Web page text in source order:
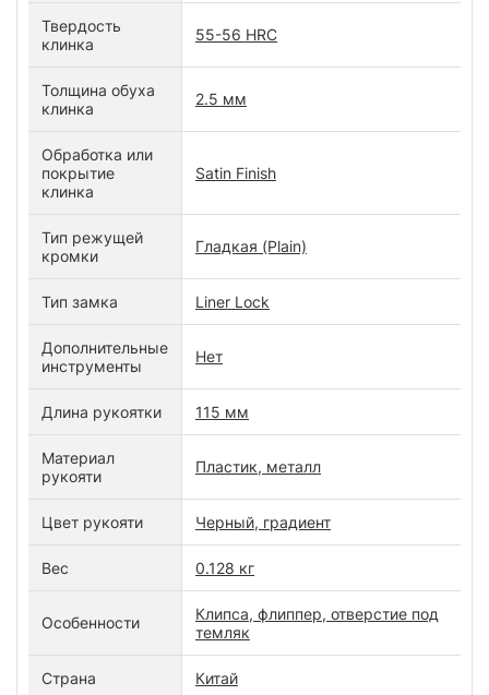
Твердость
клинка
55-56 HRC
Толщина обуха
клинка
2.5 мм
Обработка или
покрытие
клинка
Satin Finish
Тип режущей
кромки
Гладкая (Plain)
Тип замка Liner Lock
Дополнительные
инструменты
Нет
Длина рукоятки 115 мм
Материал
рукояти
Пластик, металл
Цвет рукояти Черный, градиент
Вес 0.128 кг
Особенности
Клипса, флиппер, отверстие под
темляк
Страна Китай